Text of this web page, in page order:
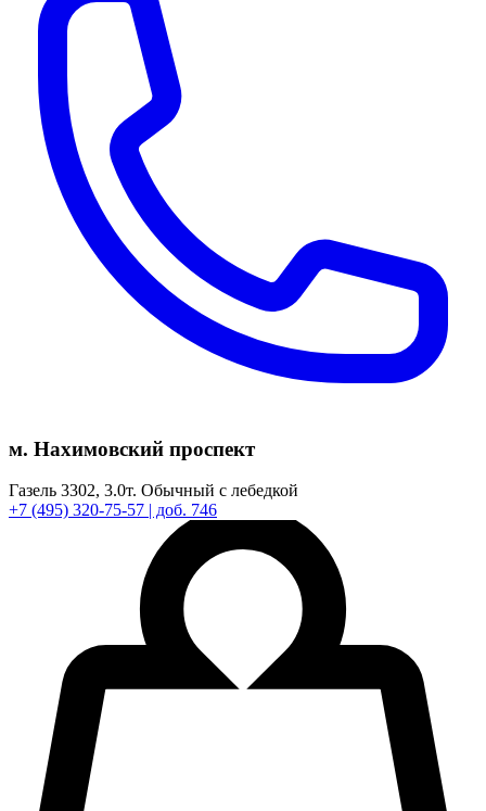
м. Нахимовский проспект
Газель 3302, 3.0т. Обычный с лебедкой
+7 (495) 320-75-57 | доб. 746